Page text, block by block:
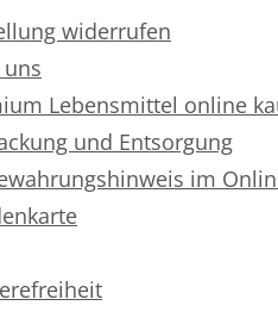
widerrufen
Lebensmittel online
und Entsorgung
im